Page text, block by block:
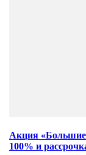
Акция
100% и